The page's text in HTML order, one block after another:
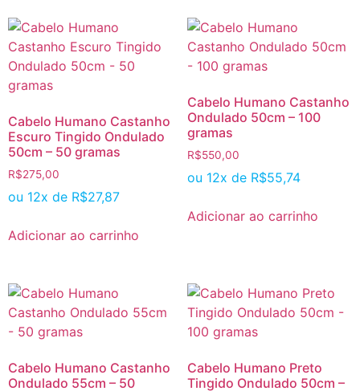
Cabelo Humano Castanho
Escuro Tingido Ondulado
50cm – 50 gramas
R$275,00
ou 12x de R$27,87
Adicionar ao carrinho
Cabelo Humano Castanho
Ondulado 50cm – 100
gramas
R$550,00
ou 12x de R$55,74
Adicionar ao carrinho
Cabelo Humano Castanho
Ondulado 55cm – 50
Cabelo Humano Preto
Tingido Ondulado 50cm –